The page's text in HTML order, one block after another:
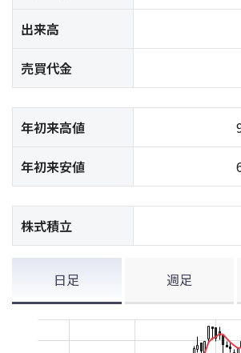
出来高
売買代金
年初来高値
年初来安値
株式積立
日足 週足